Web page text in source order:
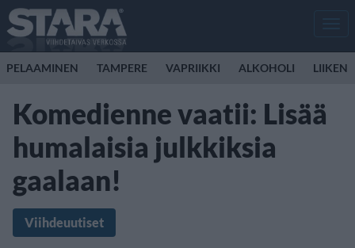
PELAAMINEN TAMPERE VAPRIIKKI ALKOHOLI
Komedienne vaatii: Lisää
humalaisia julkkiksia
gaalaan!
Viihdeuutiset